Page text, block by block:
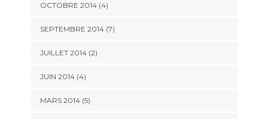
OCTOBRE 2014 (4)
SEPTEMBRE 2014 (7)
JUILLET 2014 (2)
JUIN 2014 (4)
MARS 2014 (5)